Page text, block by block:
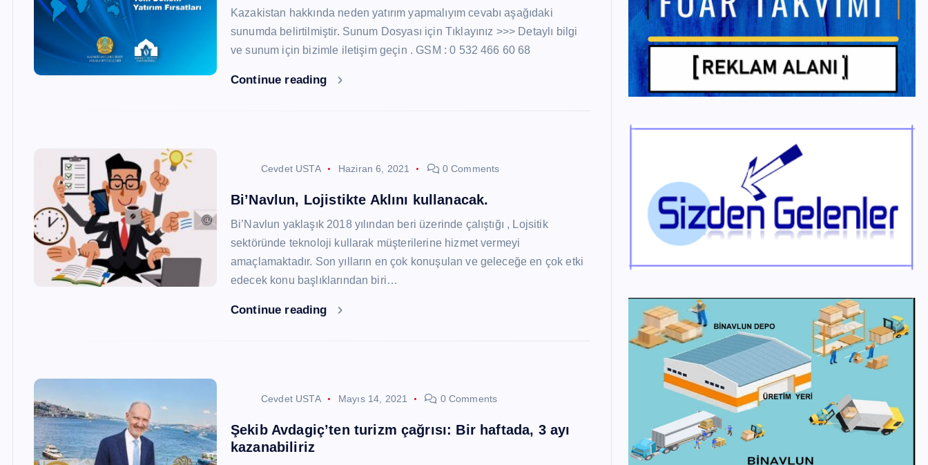
Kazakistan hakkında neden yatırım yapmalıyım cevabı aşağıdaki
sunumda belirtilmiştir. Sunum Dosyası için Tıklayınız >>> Detaylı bilgi
ve sunum için bizimle iletişim geçin . GSM : 0 532 466 60 68
Continue reading
Cevdet USTA Haziran 6, 2021 0 Comments
Bi’Navlun, Lojistikte Aklını kullanacak.
Bi’Navlun yaklaşık 2018 yılından beri üzerinde çalıştığı , Lojsitik
sektöründe teknoloji kullarak müşterilerine hizmet vermeyi
amaçlamaktadır. Son yılların en çok konuşulan ve geleceğe en çok etki
edecek konu başlıklarından biri…
Continue reading
Cevdet USTA Mayıs 14, 2021 0 Comments
Şekib Avdagiç’ten turizm çağrısı: Bir haftada, 3 ayı
kazanabiliriz